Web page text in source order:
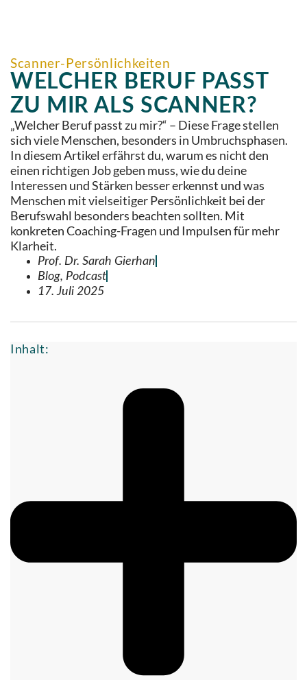
Scanner-Persönlichkeiten
WELCHER BERUF PASST
ZU MIR ALS SCANNER?
„Welcher Beruf passt zu mir?“ – Diese Frage stellen
sich viele Menschen, besonders in Umbruchsphasen.
In diesem Artikel erfährst du, warum es nicht den
einen richtigen Job geben muss, wie du deine
Interessen und Stärken besser erkennst und was
Menschen mit vielseitiger Persönlichkeit bei der
Berufswahl besonders beachten sollten. Mit
konkreten Coaching-Fragen und Impulsen für mehr
Klarheit.
Prof. Dr. Sarah Gierhan
Blog, Podcast
17. Juli 2025
Inhalt: